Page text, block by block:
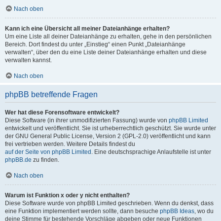
Nach oben
Kann ich eine Übersicht all meiner Dateianhänge erhalten?
Um eine Liste all deiner Dateianhänge zu erhalten, gehe in den persönlichen
Bereich. Dort findest du unter „Einstieg“ einen Punkt „Dateianhänge
verwalten“, über den du eine Liste deiner Dateianhänge erhalten und diese
verwalten kannst.
Nach oben
phpBB betreffende Fragen
Wer hat diese Forensoftware entwickelt?
Diese Software (in ihrer unmodifizierten Fassung) wurde von phpBB Limited
entwickelt und veröffentlicht. Sie ist urheberrechtlich geschützt. Sie wurde unter
der GNU General Public License, Version 2 (GPL-2.0) veröffentlicht und kann
frei vertrieben werden. Weitere Details findest du
auf der Seite von phpBB Limited . Eine deutschsprachige Anlaufstelle ist unter
phpBB.de zu finden.
Nach oben
Warum ist Funktion x oder y nicht enthalten?
Diese Software wurde von phpBB Limited geschrieben. Wenn du denkst, dass
eine Funktion implementiert werden sollte, dann besuche phpBB Ideas , wo du
deine Stimme für bestehende Vorschläge abgeben oder neue Funktionen